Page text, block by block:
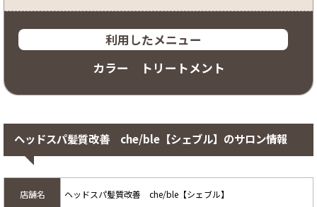
利用したメニュー
カラー トリートメント
ヘッドスパ髪質改善 che/ble【シェブル】のサロン情報
店舗名 ヘッドスパ髪質改善 che/ble【シェブル】